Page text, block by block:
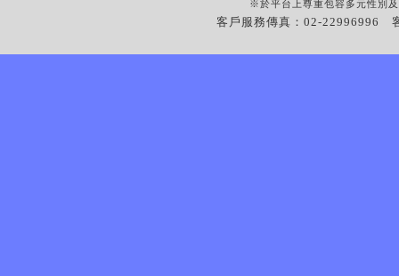
※於平台上尊重包容多元性別
客戶服務傳真：02-22996996